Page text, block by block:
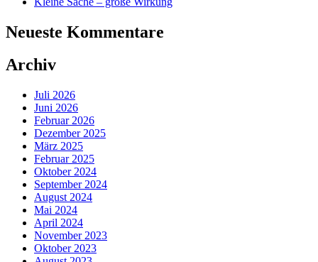
Neueste Kommentare
Archiv
Juli 2026
Juni 2026
Februar 2026
Dezember 2025
März 2025
Februar 2025
Oktober 2024
September 2024
August 2024
Mai 2024
April 2024
November 2023
Oktober 2023